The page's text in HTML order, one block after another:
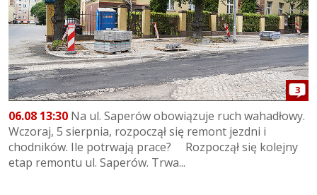
3
06.08 13:30 Na ul. Saperów obowiązuje ruch wahadłowy.
Wczoraj, 5 sierpnia, rozpoczął się remont jezdni i
chodników. Ile potrwają prace? Rozpoczął się kolejny
etap remontu ul. Saperów. Trwa...